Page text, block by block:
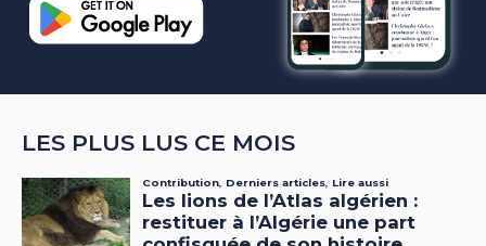
LES PLUS LUS CE MOIS